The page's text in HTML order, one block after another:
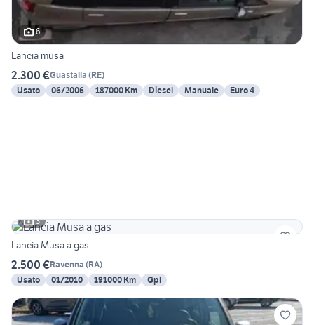
6
Lancia musa
2.300 €Guastalla (RE)
Usato
06/2006 187000 Km Diesel Manuale Euro 4
3
Lancia Musa a gas
2.500 €Ravenna (RA)
Usato
01/2010 191000 Km Gpl